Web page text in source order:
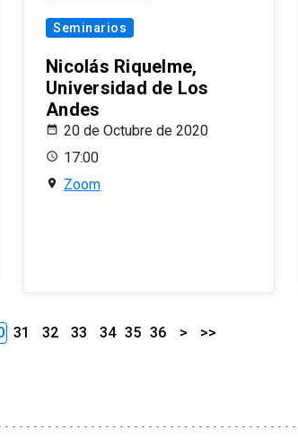
Seminarios
Nicolás Riquelme,
Universidad de Los
Andes
20 de Octubre de 2020
17:00
Zoom
31 32 33 34 35 36 > >>